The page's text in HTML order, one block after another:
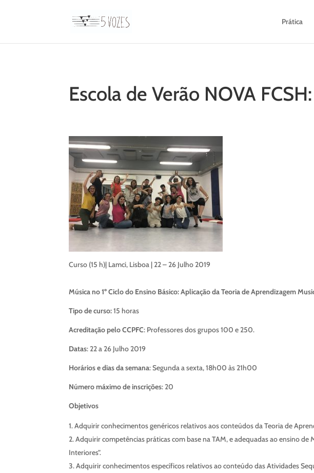
Prática
Escola de Verão NOVA
Curso (15 h)| Lamci, Lisboa | 22 – 26 Julho 2019
Música no 1º Ciclo do Ensino Básico: Aplicação da Teoria de Aprendizagem
Tipo de curso:15 horas
Acreditação pelo CCPFC: Professores dos grupos 100 e 250.
Datas: 22 a 26 Julho 2019
Horários e dias da semana: Segunda a sexta, 18h00 às 21h00
Número máximo de inscrições: 20
Objetivos
Adquirir conhecimentos genéricos relativos aos conteúdos da Teoria de
Adquirir competências práticas com base na TAM, e adequadas ao ensino
Interiores”.
Adquirir conhecimentos específicos relativos ao conteúdo das Atividades